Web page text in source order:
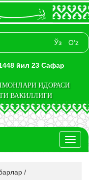
Ўз O‘z
йил 23 Сафар
ИДОРАСИ
ВАКИЛЛИГИ
/